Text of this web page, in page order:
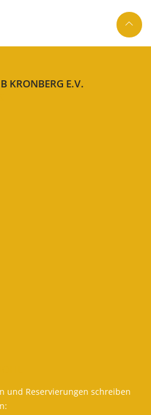

KRONBERG E.V.
und Reservierungen schreiben